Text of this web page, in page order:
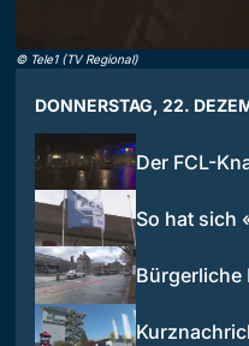
© Tele1 (TV Regional)
DONNERSTAG, 22.
Der FCL-
So hat sich
Bürgerliche